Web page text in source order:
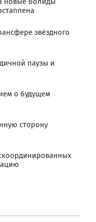
звёздного
паузы и
о будущем
сторону